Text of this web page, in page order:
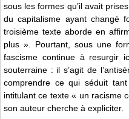
sous les formes qu’il avait
du capitalisme ayant changé
troisième texte aborde en
plus ». Pourtant, sous une
fascisme continue à resurgir
souterraine : il s’agit de
comprendre ce qui séduit
intitulant ce texte « un racisme
son auteur cherche à expliciter.